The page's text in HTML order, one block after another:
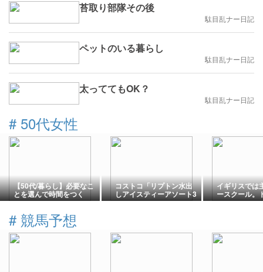
苔取り部隊その後
駄目乱ナー日記
ペットのいる暮らし
駄目乱ナー日記
太っててもOK？
駄目乱ナー日記
# 50代女性
【50代/暮らし】必要なこ
とを選んで時間をつく
る…
コストコ「リプトン水出
しアイスティーアソート3
種」をレビュー！毎日作
イギリスでは
ースクール。
さんを真似て
# 競馬予想